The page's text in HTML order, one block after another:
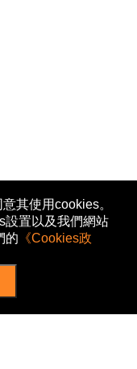
其使用cookies。
設置以及我們網站
的 《Cookies政